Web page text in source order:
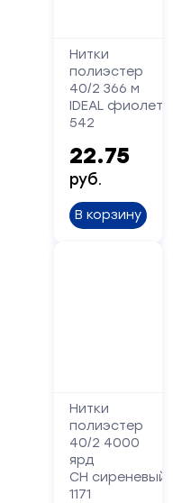
Нитки
полиэстер
40/2 366 м
IDEAL фиолетовый
542
22.75
руб.
В корзину
Нитки
полиэстер
40/2 4000
ярд
СН сиреневый
1171